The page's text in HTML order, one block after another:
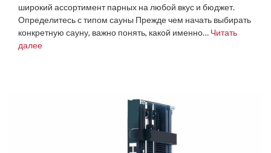
широкий ассортимент парных на любой вкус и бюджет.
Определитесь с типом сауны Прежде чем начать выбирать
конкретную сауну, важно понять, какой именно… Читать
далее